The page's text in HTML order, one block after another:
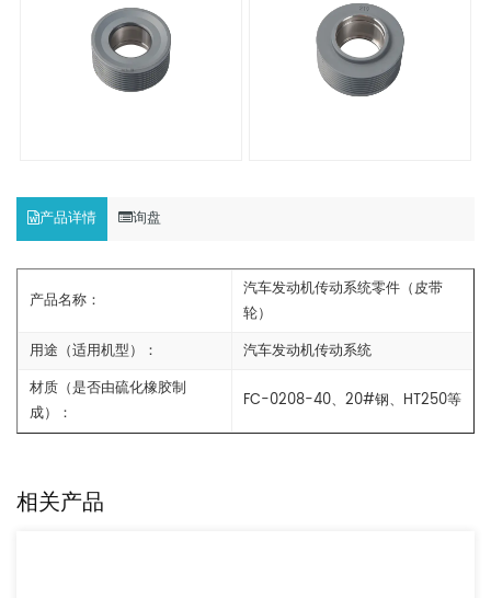
产品详情 询盘
产品名称：
汽车发动机传动系统零件（皮带
轮）
用途（适用机型）：
汽车发动机传动系统
材质（是否由硫化橡胶制
成）：
FC-0208-40、20#钢、HT250等
相关产品